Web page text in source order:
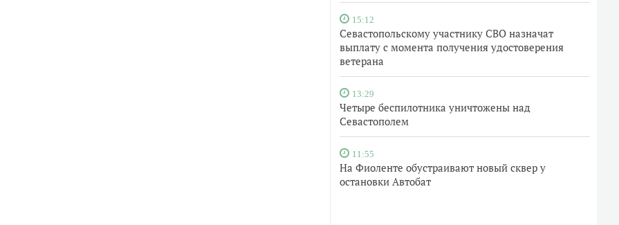
15:12
Севастопольскому участнику СВО назначат
выплату с момента получения удостоверения
ветерана
13:29
Четыре беспилотника уничтожены над
Севастополем
11:55
На Фиоленте обустраивают новый сквер у
остановки Автобат